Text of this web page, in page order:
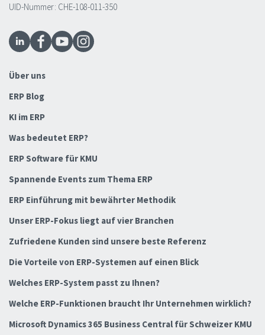
UID-Nummer: CHE-108-011-350
Über uns
ERP Blog
KI im ERP
Was bedeutet ERP?
ERP Software für KMU
Spannende Events zum Thema ERP
ERP Einführung mit bewährter Methodik
Unser ERP-Fokus liegt auf vier Branchen
Zufriedene Kunden sind unsere beste Referenz
Die Vorteile von ERP-Systemen auf einen Blick
Welches ERP-System passt zu Ihnen?
Welche ERP-Funktionen braucht Ihr Unternehmen wirklich?
Microsoft Dynamics 365 Business Central für Schweizer KMU